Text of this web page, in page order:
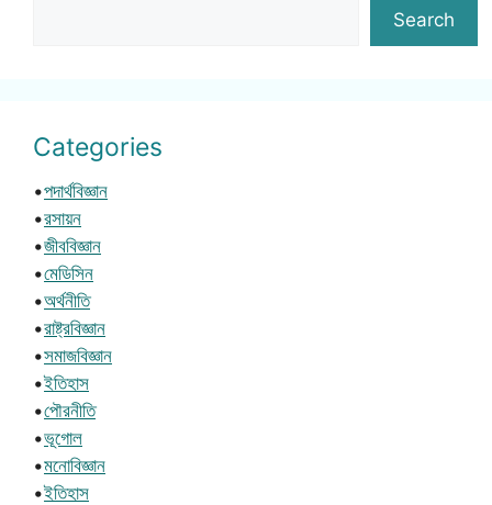
Search
Categories
•পদার্থবিজ্ঞান
•রসায়ন
•জীববিজ্ঞান
•মেডিসিন
•অর্থনীতি
•রাষ্ট্রবিজ্ঞান
•সমাজবিজ্ঞান
•ইতিহাস
•পৌরনীতি
•ভূগোল
•মনোবিজ্ঞান
•ইতিহাস